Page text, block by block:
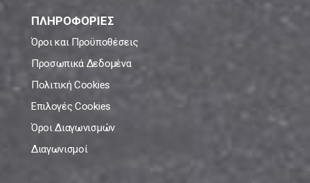
ΠΛΗΡΟΦΟΡΙΕΣ
Όροι και Προϋποθέσεις
Προσωπικά Δεδομένα
Πολιτική Cookies
Επιλογές Cookies
Όροι Διαγωνισμών
Διαγωνισμοί